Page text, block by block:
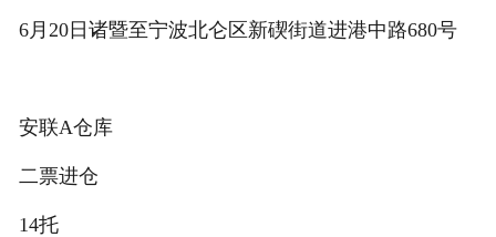
6月20日诸暨至宁波北仑区新碶街道进港中路680号
安联A仓库
二票进仓
14托